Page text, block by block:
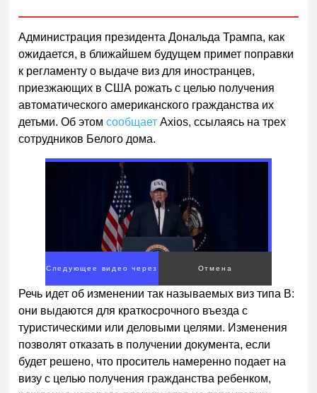
Администрация президента Дональда Трампа, как
ожидается, в ближайшем будущем примет поправки
к регламенту о выдаче виз для иностранцев,
приезжающих в США рожать с целью получения
автоматического американского гражданства их
детьми. Об этомсообщает Axios, ссылаясь на трех
сотрудников Белого дома.
Следующее видео через
2
Отмена
Речь идет об изменении так называемых виз типа B:
они выдаются для краткосрочного въезда с
туристическими или деловыми целями. Изменения
позволят отказать в получении документа, если
будет решено, что проситель намеренно подает на
визу с целью получения гражданства ребенком,